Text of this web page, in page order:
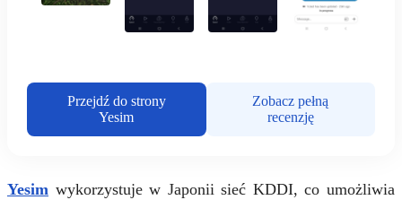
Przejdź do strony
Yesim
Zobacz pełną
recenzję
Yesim wykorzystuje w Japonii sieć KDDI, co umożliwia